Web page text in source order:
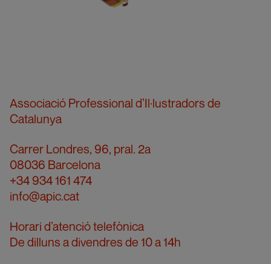
Associació Professional d’Il·lustradors de
Catalunya
Carrer Londres, 96, pral. 2a
08036 Barcelona
+34 934 161 474
info@apic.cat
Horari d’atenció telefònica
De dilluns a divendres de 10 a 14h